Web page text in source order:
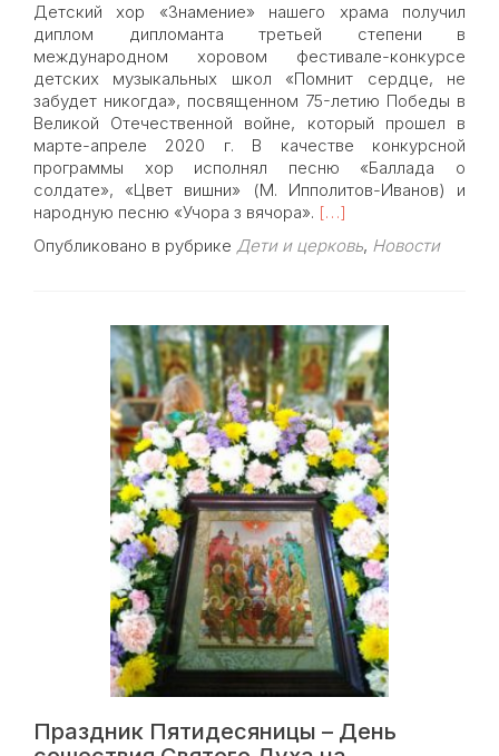
Детский хор «Знамение» нашего храма получил
диплом дипломанта третьей степени в
международном хоровом фестивале-конкурсе
детских музыкальных школ «Помнит сердце, не
забудет никогда», посвященном 75-летию Победы в
Великой Отечественной войне, который прошел в
марте-апреле 2020 г. В качестве конкурсной
программы хор исполнял песню «Баллада о
солдате», «Цвет вишни» (М. Ипполитов-Иванов) и
народную песню «Учора з вячора». Read
about
«Знамение»
получил
диплом
дипломанта
третьей
степени
в
международном
хоровом
фестивале-
конкурсе
детских
музыкальных
школ
[…]
Опубликовано в рубрике Дети и церковь, Новости
Праздник Пятидесяницы – День